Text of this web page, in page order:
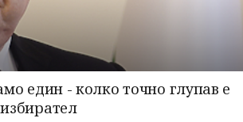
един - колко точно глупав е